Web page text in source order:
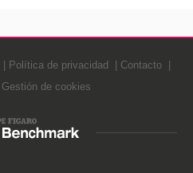
Política de privacidad
Contacto
Gestión de cookies